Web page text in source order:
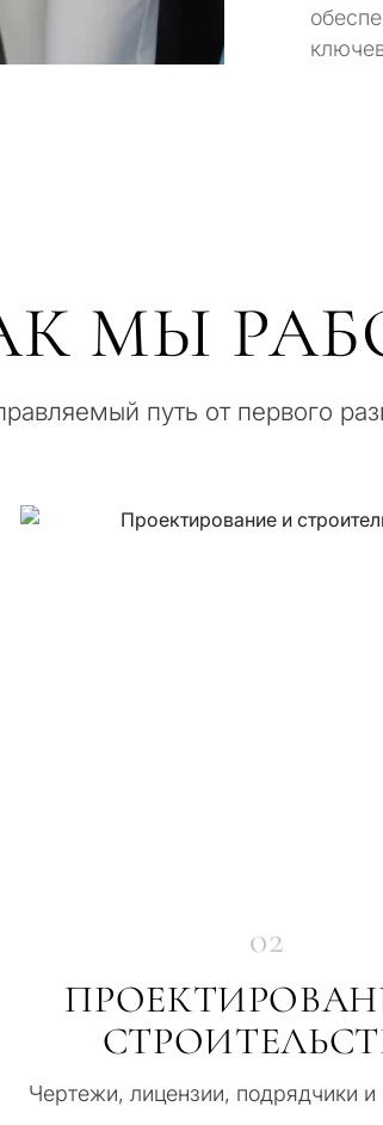
МЫ
путь от первого
02
Чертежи, лицензии, подрядчики и